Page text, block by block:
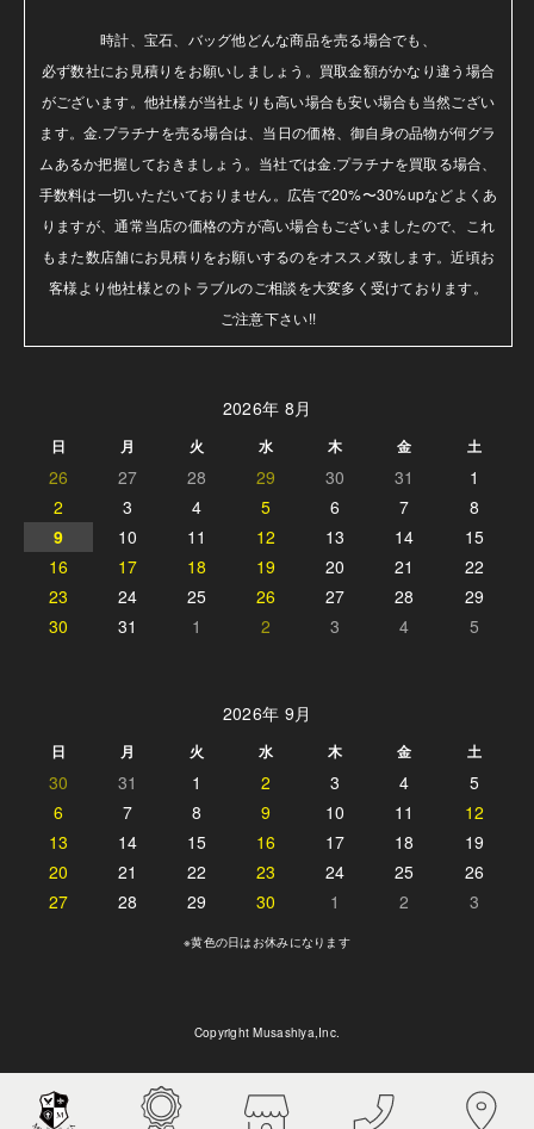
時計、宝石、バッグ他どんな商品を売る場合でも、
必ず数社にお見積りをお願いしましょう。買取金額がかなり違う場合
がございます。他社様が当社よりも高い場合も安い場合も当然ござい
ます。金.プラチナを売る場合は、当日の価格、御自身の品物が何グラ
ムあるか把握しておきましょう。当社では金.プラチナを買取る場合、
手数料は一切いただいておりません。広告で20%〜30%upなどよくあ
りますが、通常当店の価格の方が高い場合もございましたので、これ
もまた数店舗にお見積りをお願いするのをオススメ致します。近頃お
客様より他社様とのトラブルのご相談を大変多く受けております。
ご注意下さい!!
2026年 8月
日 月 火 水 木 金 土
26 27 28 29 30 31
1
2
3 4 5 6 7
8
9
10 11 12 13 14
15
16
17 18 19 20 21
22
23
24 25 26 27 28
29
30
31 1 2 3 4 5
2026年 9月
日 月 火 水 木 金 土
30 31 1 2 3 4
5
6
7 8 9 10 11
12
13
14 15 16 17 18
19
20
21 22 23 24 25
26
27
28 29 30 1 2 3
※黄色の日はお休みになります
Copyright Musashiya,Inc.